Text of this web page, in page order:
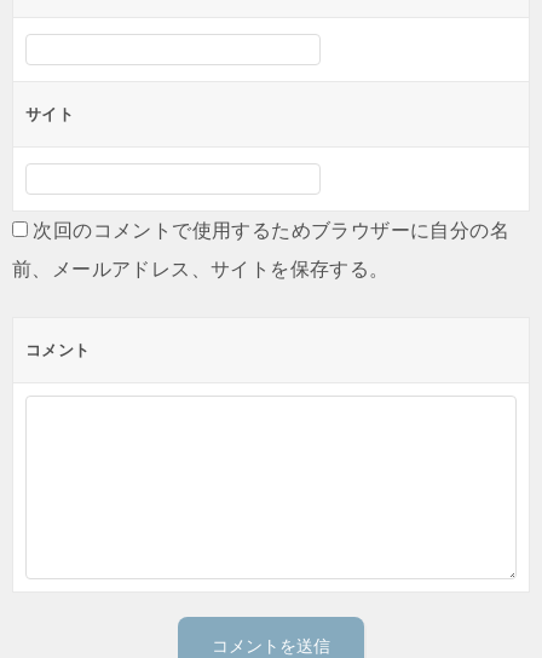
サイト
次回のコメントで使用するためブラウザーに自分の名
前、メールアドレス、サイトを保存する。
コメント